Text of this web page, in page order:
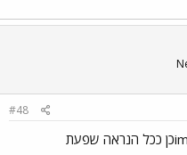
#48